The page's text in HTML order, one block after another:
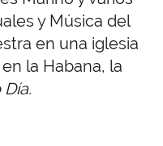
y Música del
en una iglesia
la Habana, la